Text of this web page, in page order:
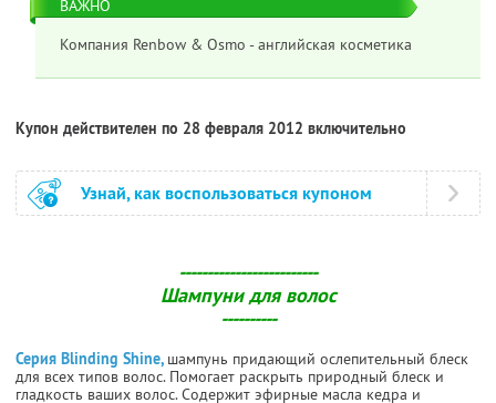
ВАЖНО
Компания Renbow & Osmo - английская косметика
Купон действителен по 28 февраля 2012 включительно
Узнай, как воспользоваться купоном
-------------------------
Шампуни для волос
----------
Серия Blinding Shine, шампунь придающий ослепительный блеск
для всех типов волос. Помогает раскрыть природный блеск и
гладкость ваших волос. Содержит эфирные масла кедра и